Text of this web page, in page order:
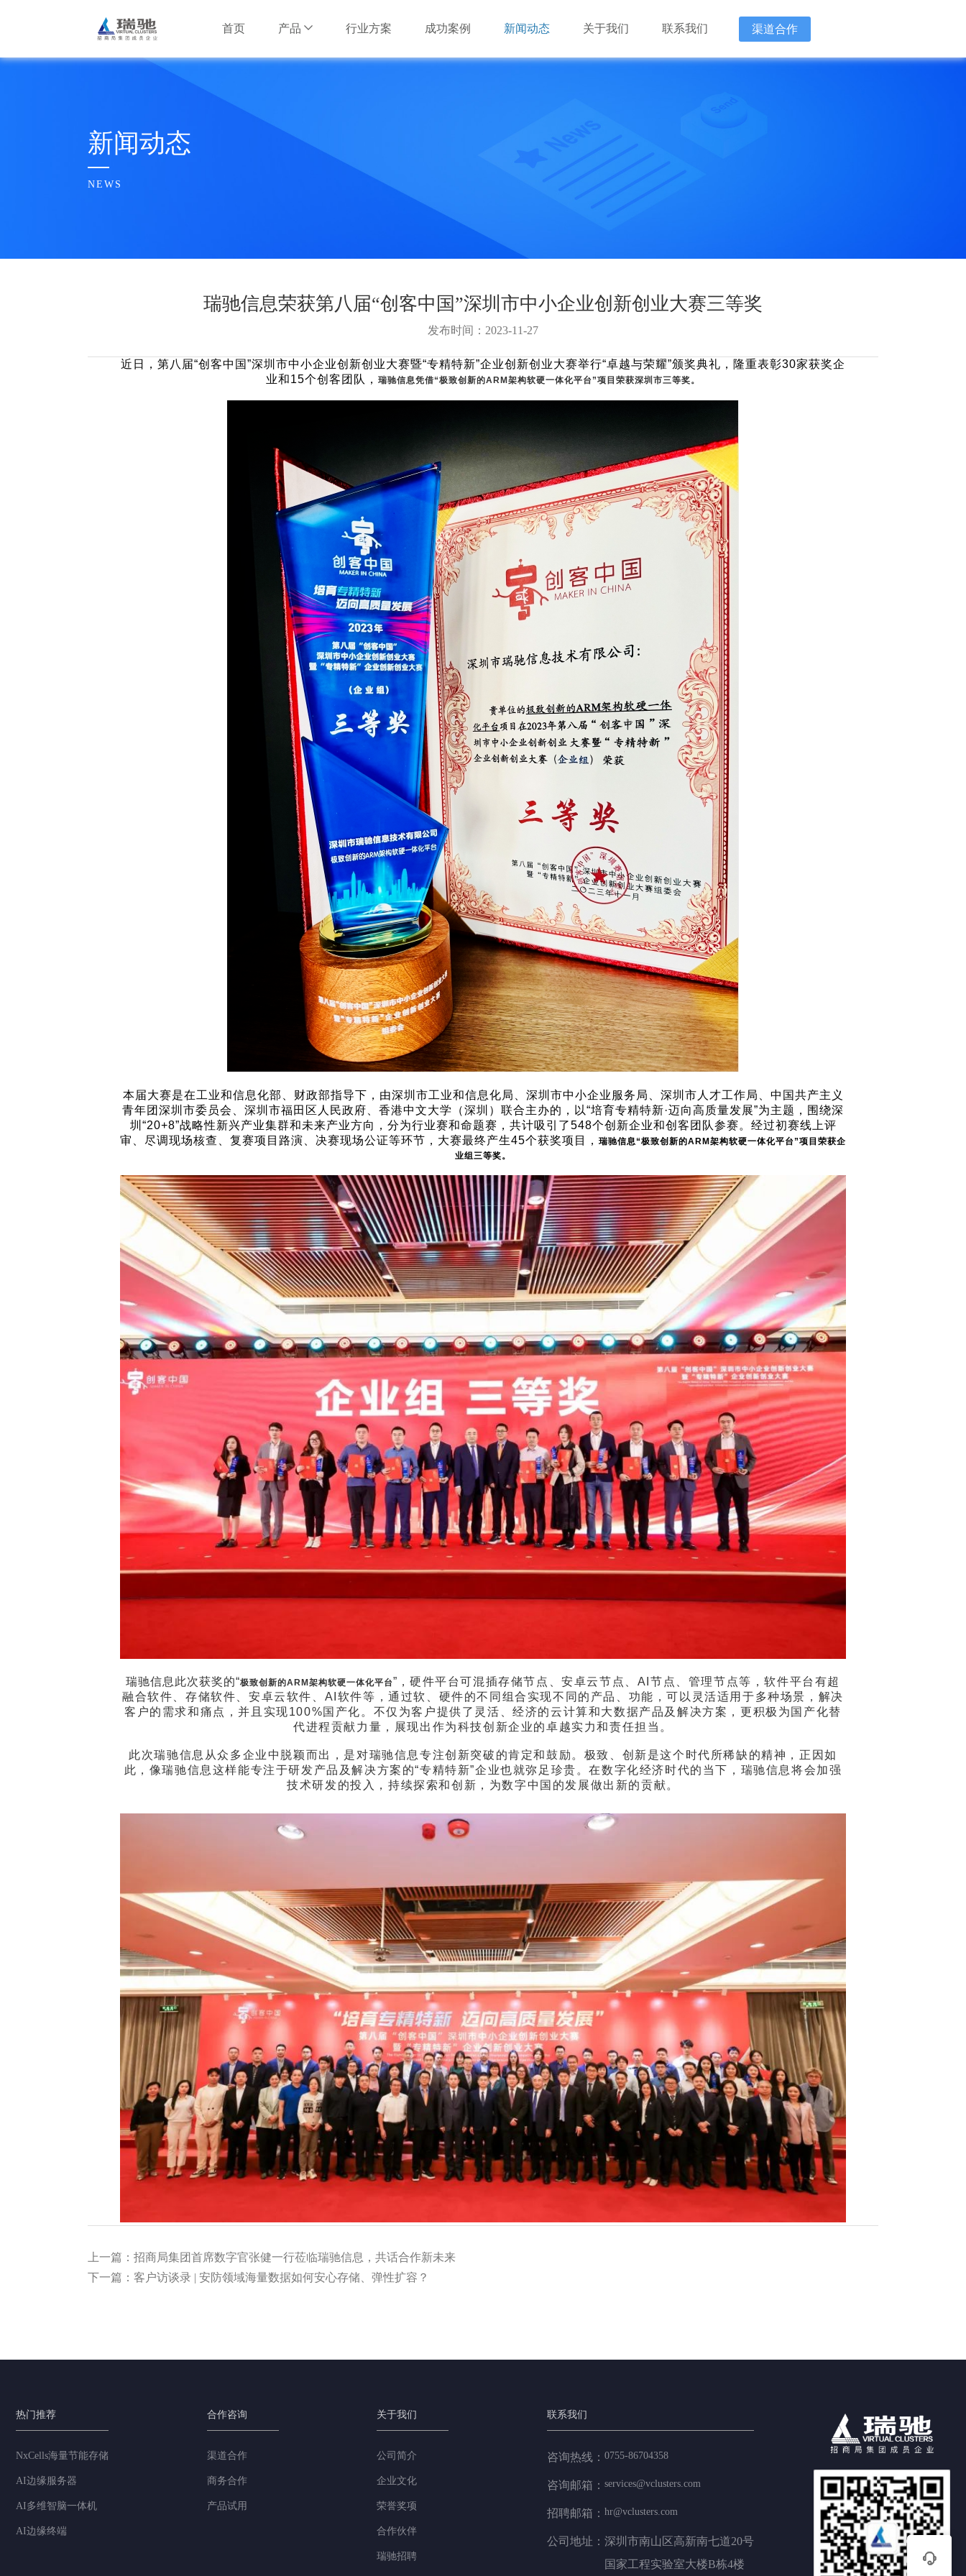
首页 产品
安卓云服务器
NxWork云手机办公平台
招财大模型盒子 边缘盒子 AI视频算法库
云基础设施产品
NxSDS全融合分布式存储管理平台
vCloud 超融合云平台 AcCluster国产化存储
瑞驰飞腾高性能服务器 鲲鹏双路高性能服务器
行业方案
智慧安防行业
其他行业
成功案例
智慧安防行业
其他行业
新闻动态 关于我们
瑞驰大事记
合作伙伴
瑞驰招聘
联系我们 渠道合作
新闻动态
NEWS
瑞驰信息荣获第八届“创客中国”深圳市中小企业创新创业大赛三等奖
发布时间：2023-11-27
近日， 第八届“创客中国”深圳市中小企业创新创业大赛暨“专精特新”企业创新创业大赛举行“卓越与荣耀”颁奖典礼，隆重表彰30家获奖企
业和15个创客团队， 瑞驰信息凭借“极致创新的ARM架构软硬一体化平台”项目荣获深圳市三等奖。
本届大赛是在工业和信息化部、财政部指导下，由深圳市工业和信息化局、深圳市中小企业服务局、深圳市人才工作局、中国共产主义
青年团深圳市委员会、深圳市福田区人民政府、香港中文大学（深圳）联合主办的，以“培育专精特新·迈向高质量发展”为主题，围绕深
圳“20+8”战略性新兴产业集群和未来产业方向，分为行业赛和命题赛，共计吸引了548个创新企业和创客团队参赛。经过初赛线上评
审、尽调现场核查、复赛项目路演、决赛现场公证等环节，大赛最终产生45个获奖项目， 瑞驰信息“极致创新的ARM架构软硬一体化平台”项目荣获企
业组三等奖。
瑞驰信息此次获奖的“极致创新的ARM架构软硬一体化平台”， 硬件平台可混插存储节点、安卓云节点、AI节点、管理节点等，软件平台有超
融合软件、存储软件、安卓云软件、AI软件等，通过软、硬件的不同组合实现不同的产品、功能，可以灵活适用于多种场景，解决
客户的需求和痛点，并且实现100%国产化。不仅为客户提供了灵活、经济的云计算和大数据产品及解决方案，更积极为国产化替
代进程贡献力量，展现出作为科技创新企业的卓越实力和责任担当。
此次瑞驰信息从众多企业中脱颖而出，是对瑞驰信息专注创新突破的肯定和鼓励。 极致、创新是这个时代所稀缺的精神，正因如
此，像瑞驰信息这样能专注于研发产品及解决方案的“专精特新”企业也就弥足珍贵。在数字化经济时代的当下，瑞驰信息将会加强
技术研发的投入，持续探索和创新，为数字中国的发展做出新的贡献。
上一篇：招商局集团首席数字官张健一行莅临瑞驰信息，共话合作新未来
下一篇：客户访谈录 | 安防领域海量数据如何安心存储、弹性扩容？
热门推荐
NxCells海量节能存储
AI边缘服务器
AI多维智脑一体机
AI边缘终端
合作咨询
渠道合作
商务合作
产品试用
关于我们
公司简介
企业文化
荣誉奖项
合作伙伴
瑞驰招聘
联系我们
咨询热线： 0755-86704358
咨询邮箱： services@vclusters.com
招聘邮箱： hr@vclusters.com
公司地址： 深圳市南山区高新南七道20号
国家工程实验室大楼B栋4楼